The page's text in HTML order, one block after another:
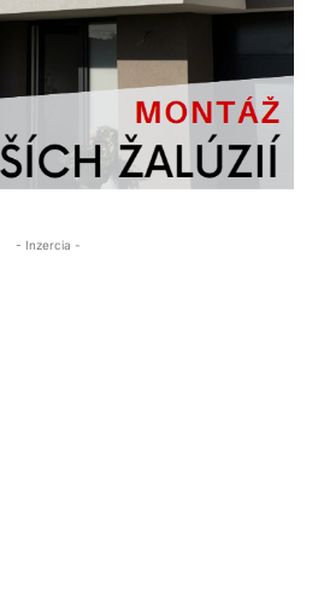
- Inzercia -